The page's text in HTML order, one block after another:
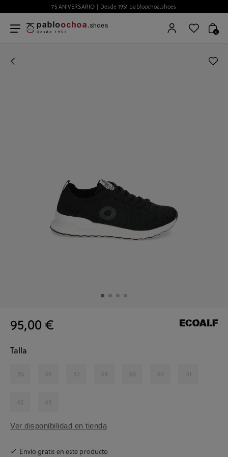
75 ANIVERSARIO | Desde 1951 pabloochoa.shoes
0
95,00 €
Talla
35 36 37 38 39 40 41
42 43
Ver disponibilidad en tienda
Envío gratis en este producto